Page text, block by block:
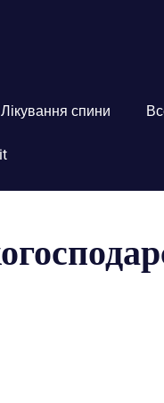
Лікування спини